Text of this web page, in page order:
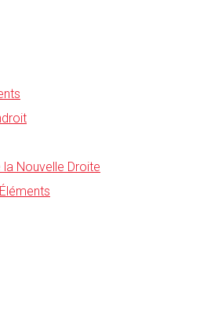
la Nouvelle Droite